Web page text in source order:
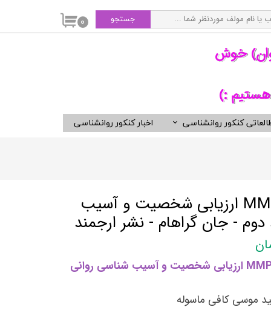
انتشارات ارسباران
انتشارات دوران
انتشارات رسا
انتشارات روان
انتشارات رشد
کنکور روانشناسی
اخبار کنکور روانشناسی
۰ جستجو
خوش
هستیم :)
کتاب راهنمای MMPI-2 ارزیابی شخصیت و آسیب
- جان گراهام - نشر ارجمند
نویسنده کتاب راهنمای MMPI-2 ارزیابی شخصیت و آسیب شناسی روانی
موسی کافی ماسوله